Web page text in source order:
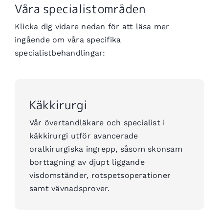
Våra specialistområden
Klicka dig vidare nedan för att läsa mer
ingående om våra specifika
specialistbehandlingar:
Käkkirurgi
Vår övertandläkare och specialist i
käkkirurgi utför avancerade
oralkirurgiska ingrepp, såsom skonsam
borttagning av djupt liggande
visdomständer, rotspetsoperationer
samt vävnadsprover.